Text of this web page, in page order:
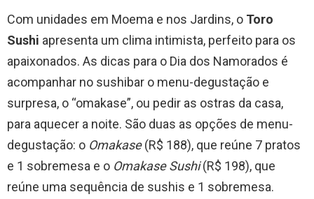
Com unidades em Moema e nos Jardins, o Toro
Sushi apresenta um clima intimista, perfeito para os
apaixonados. As dicas para o Dia dos Namorados é
acompanhar no sushibar o menu-degustação e
surpresa, o “omakase”, ou pedir as ostras da casa,
para aquecer a noite. São duas as opções de menu-
degustação: o Omakase(R$ 188), que reúne 7 pratos
e 1 sobremesa e o Omakase Sushi(R$ 198), que
reúne uma sequência de sushis e 1 sobremesa.